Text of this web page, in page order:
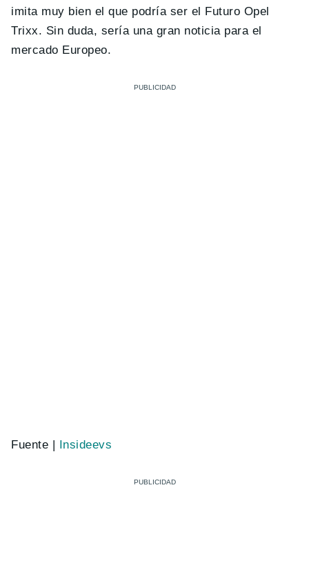
imita muy bien el que podría ser el Futuro Opel
Trixx. Sin duda, sería una gran noticia para el
mercado Europeo.
Fuente | Insideevs